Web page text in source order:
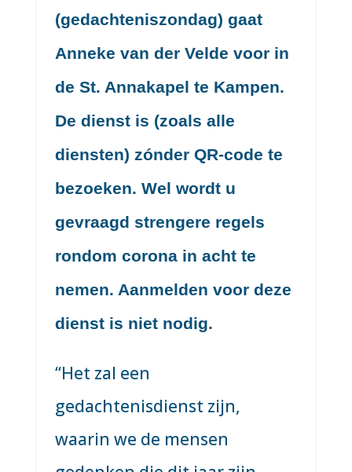
(gedachteniszondag) gaat
Anneke van der Velde voor in
de St. Annakapel te Kampen.
De dienst is (zoals alle
diensten) zónder QR-code te
bezoeken. Wel wordt u
gevraagd strengere regels
rondom corona in acht te
nemen. Aanmelden voor deze
dienst is niet nodig.
“Het zal een
gedachtenisdienst zijn,
waarin we de mensen